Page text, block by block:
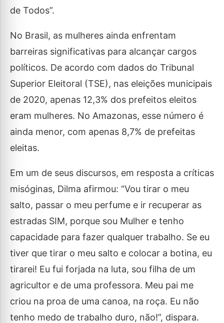
de Todos”.
No Brasil, as mulheres ainda enfrentam
barreiras significativas para alcançar cargos
políticos. De acordo com dados do Tribunal
Superior Eleitoral (TSE), nas eleições municipais
de 2020, apenas 12,3% dos prefeitos eleitos
eram mulheres. No Amazonas, esse número é
ainda menor, com apenas 8,7% de prefeitas
eleitas.
Em um de seus discursos, em resposta a críticas
misóginas, Dilma afirmou: “Vou tirar o meu
salto, passar o meu perfume e ir recuperar as
estradas SIM, porque sou Mulher e tenho
capacidade para fazer qualquer trabalho. Se eu
tiver que tirar o meu salto e colocar a botina, eu
tirarei! Eu fui forjada na luta, sou filha de um
agricultor e de uma professora. Meu pai me
criou na proa de uma canoa, na roça. Eu não
tenho medo de trabalho duro, não!”, dispara.